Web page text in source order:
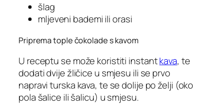
šlag
mljeveni bademi ili orasi
Priprema tople čokolade s kavom
U receptu se može koristiti instantkava, te
dodati dvije žličice u smjesu ili se prvo
napravi turska kava, te se dolije po želji (oko
pola šalice ili šalicu) u smjesu.